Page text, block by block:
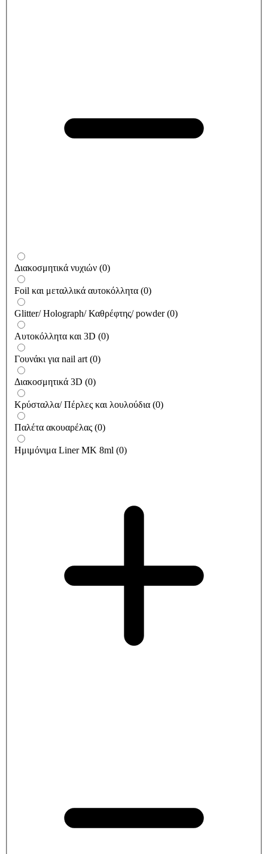
Διακοσμητικά νυχιών (0)
Foil και μεταλλικά αυτοκόλλητα (0)
Glitter/ Holograph/ Καθρέφτης/ powder (0)
Αυτοκόλλητα και 3D (0)
Γουνάκι για nail art (0)
Διακοσμητικά 3D (0)
Κρύσταλλα/ Πέρλες και λουλούδια (0)
Παλέτα ακουαρέλας (0)
Ημιμόνιμα Liner ΜΚ 8ml (0)